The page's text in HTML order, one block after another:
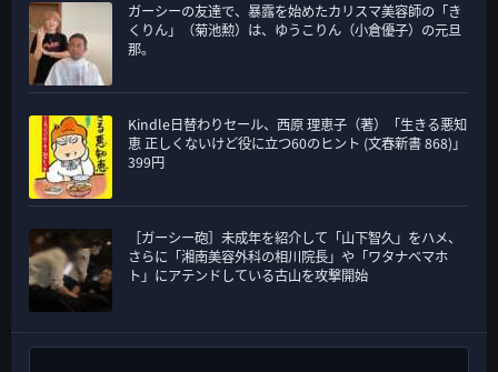
ガーシーの友達で、暴露を始めたカリスマ美容師の「き
くりん」（菊池勲）は、ゆうこりん（小倉優子）の元旦
那。
Kindle日替わりセール、西原 理恵子（著）「生きる悪知
恵 正しくないけど役に立つ60のヒント (文春新書 868)」
399円
［ガーシー砲］未成年を紹介して「山下智久」をハメ、
さらに「湘南美容外科の相川院長」や「ワタナベマホ
ト」にアテンドしている古山を攻撃開始